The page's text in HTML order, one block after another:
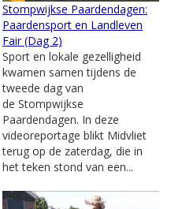
Stompwijkse Paardendagen:
Paardensport en Landleven
Fair (Dag 2)
Sport en lokale gezelligheid
kwamen samen tijdens de
tweede dag van
de Stompwijkse
Paardendagen. In deze
videoreportage blikt Midvliet
terug op de zaterdag, die in
het teken stond van een...